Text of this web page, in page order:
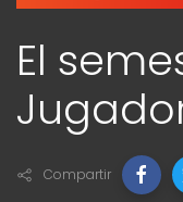
El
Compartir